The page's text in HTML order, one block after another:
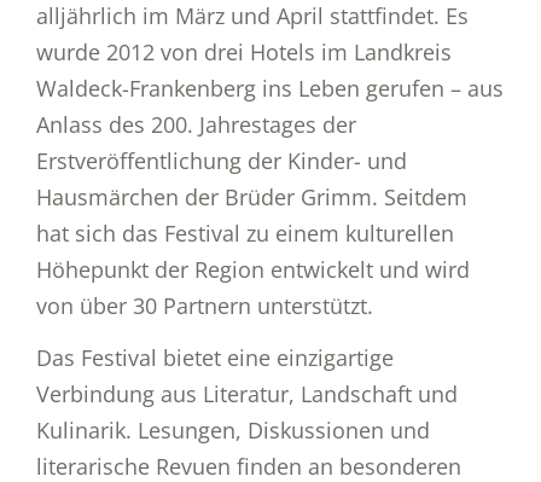
alljährlich im März und April stattfindet. Es
wurde 2012 von drei Hotels im Landkreis
Waldeck-Frankenberg ins Leben gerufen – aus
Anlass des 200. Jahrestages der
Erstveröffentlichung der Kinder- und
Hausmärchen der Brüder Grimm. Seitdem
hat sich das Festival zu einem kulturellen
Höhepunkt der Region entwickelt und wird
von über 30 Partnern unterstützt.
Das Festival bietet eine einzigartige
Verbindung aus Literatur, Landschaft und
Kulinarik. Lesungen, Diskussionen und
literarische Revuen finden an besonderen